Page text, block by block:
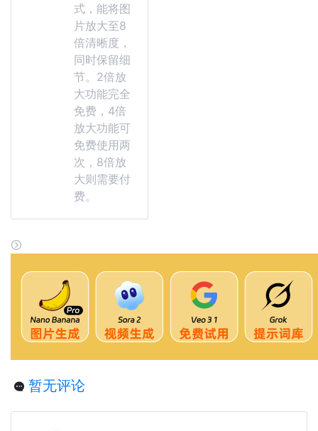
式，能将图
片放大至8
倍清晰度，
同时保留细
节。2倍放
大功能完全
免费，4倍
放大功能可
免费使用两
次，8倍放
大则需要付
费。
暂无评论